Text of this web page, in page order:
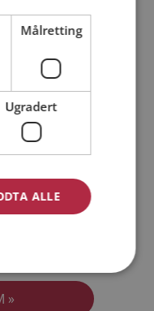
Kvinne
Målretting
Ugradert
ALLE